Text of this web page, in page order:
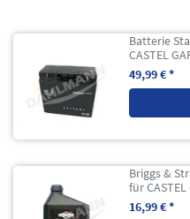
Batterie
CASTEL
49,99 € *
Briggs &
für
16,99 € *